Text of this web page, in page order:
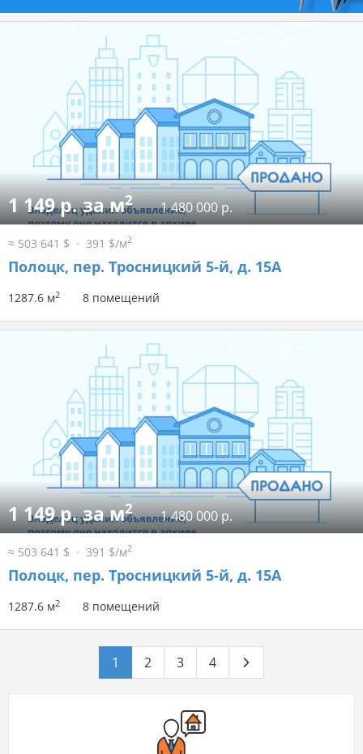
1 149 р. за м2 1 480 000 р.
≈ 503 641 $ 391 $/м2
Полоцк, пер. Тросницкий 5-й, д. 15А
1287.6 м2 8 помещений
1 149 р. за м2 1 480 000 р.
≈ 503 641 $ 391 $/м2
Полоцк, пер. Тросницкий 5-й, д. 15А
1287.6 м2 8 помещений
1 2 3 4